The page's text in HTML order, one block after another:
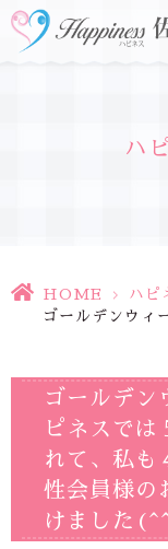
ハ
HOME > ハピ
ゴールデンウィ
ゴールデン
ピネスでは
れて、私も
性会員様の
けました